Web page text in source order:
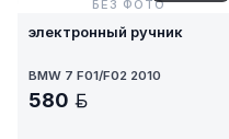
БЕЗ ФОТО
электронный ручник
BMW 7 F01/F02 2010
580